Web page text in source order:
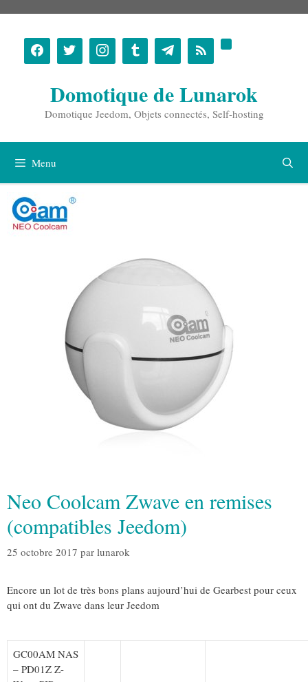
contenu
Domotique de Lunarok
Domotique Jeedom, Objets connectés, Self-hosting
Menu
Neo Coolcam Zwave en remises
(compatibles Jeedom)
25 octobre 2017 par lunarok
Encore un lot de très bons plans aujourd’hui de Gearbest pour ceux
qui ont du Zwave dans leur Jeedom
GC00AM NAS
– PD01Z Z-